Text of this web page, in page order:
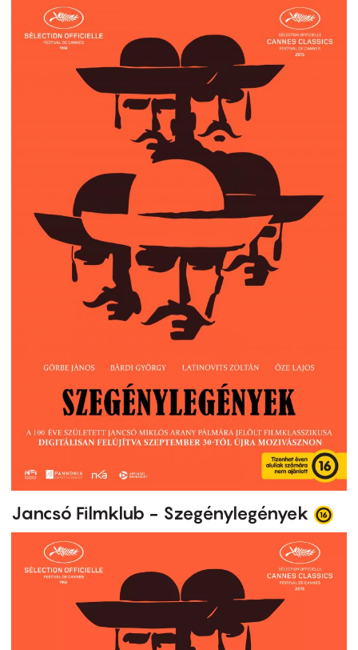
Jancsó Filmklub - Szegénylegények